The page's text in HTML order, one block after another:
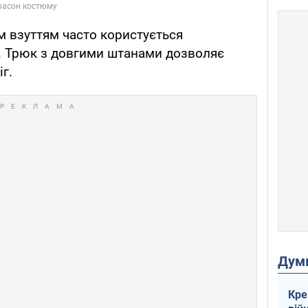
часто користується
Трюк з довгими штанами дозволяє